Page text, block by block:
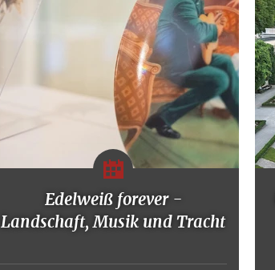
Edelweiß forever -
Landschaft, Musik und Tracht